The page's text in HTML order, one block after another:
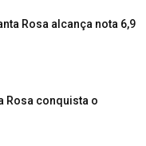
Rosa alcança nota 6,9
Rosa conquista o